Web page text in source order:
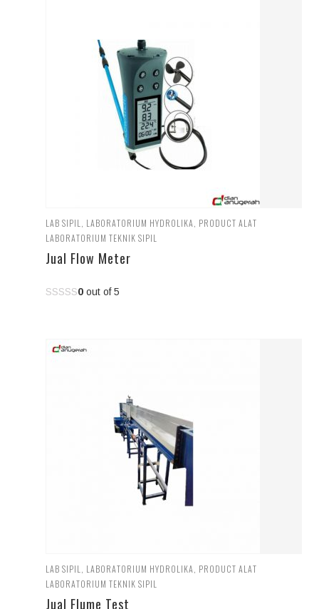
LAB SIPIL LABORATORIUM HYDROLIKA PRODUCT ALAT
LABORATORIUM TEKNIK SIPIL
Jual Flow Meter
0 out of 5
LAB SIPIL LABORATORIUM HYDROLIKA PRODUCT ALAT
LABORATORIUM TEKNIK SIPIL
Jual Flume Test